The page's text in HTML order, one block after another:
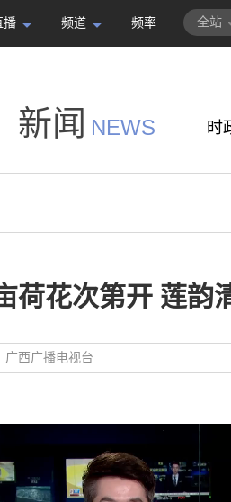
播 频道 频率 全站
新闻 NEWS 时
荷花次第开 莲韵
广西广播电视台